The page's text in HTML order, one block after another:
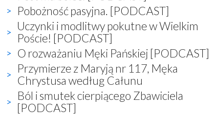
Pobożność pasyjna. [PODCAST]
Uczynki i modlitwy pokutne w Wielkim
Poście! [PODCAST]
O rozważaniu Męki Pańskiej [PODCAST]
Przymierze z Maryją nr 117, Męka
Chrystusa według Całunu
Ból i smutek cierpiącego Zbawiciela
[PODCAST]